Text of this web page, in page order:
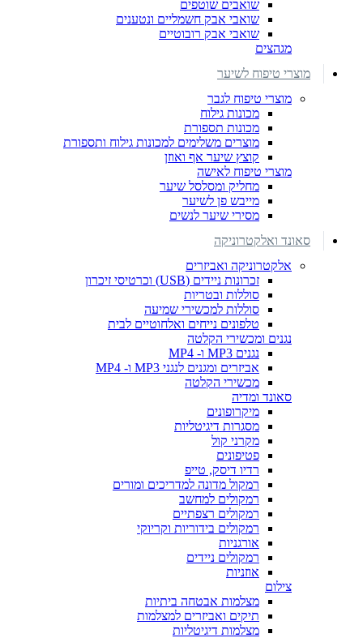
שואבים שוטפים
שואבי אבק חשמליים ונטענים
שואבי אבק רובוטיים
מגהצים
מוצרי טיפוח לשיער
מוצרי טיפוח לגבר
מכונות גילוח
מכונות תספורת
מוצרים משלימים למכונות גילוח ותספורת
קוצץ שיער אף ואוזן
מוצרי טיפוח לאישה
מחליק ומסלסל שיער
מייבש פן לשיער
מסירי שיער לנשים
סאונד ואלקטרוניקה
אלקטרוניקה ואביזרים
זכרונות ניידים (USB) וכרטיסי זיכרון
סוללות ובטריות
סוללות למכשירי שמיעה
טלפונים נייחים ואלחוטיים לבית
נגנים ומכשירי הקלטה
נגנים MP3 ו- MP4
אביזרים ומגנים לנגני MP3 ו- MP4
מכשירי הקלטה
סאונד ומדיה
מיקרופונים
מסגרות דיגיטליות
מקרני קול
פטיפונים
רדיו דיסק, טייפ
רמקול מדונה למדריכים ומורים
רמקולים למחשב
רמקולים רצפתיים
רמקולים בידוריות וקריוקי
אורגניות
רמקולים ניידים
אוזניות
צילום
מצלמות אבטחה ביתיות
תיקים ואביזרים למצלמות
מצלמות דיגיטליות